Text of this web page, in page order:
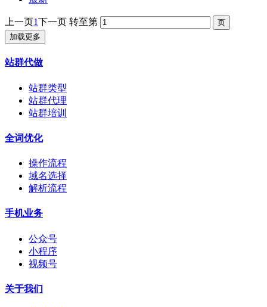
上一页1下一页 转至第
加载更多
站群代做
站群类型
站群代理
站群培训
全词优化
操作流程
域名选择
解析流程
手机业务
公众号
小程序
视频号
关于我们